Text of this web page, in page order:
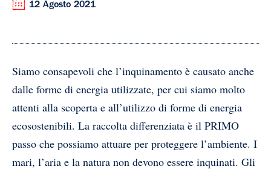
12 Agosto 2021
Siamo consapevoli che l’inquinamento è causato anche
dalle forme di energia utilizzate, per cui siamo molto
attenti alla scoperta e all’utilizzo di forme di energia
ecosostenibili. La raccolta differenziata è il PRIMO
passo che possiamo attuare per proteggere l’ambiente. I
mari, l’aria e la natura non devono essere inquinati. Gli